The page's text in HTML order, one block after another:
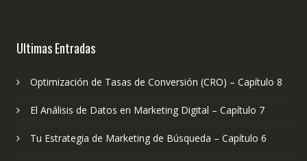
Ultimas Entradas
Optimización de Tasas de Conversión (CRO) – Capítulo 8
El Análisis de Datos en Marketing Digital – Capítulo 7
Tu Estrategia de Marketing de Búsqueda – Capítulo 6